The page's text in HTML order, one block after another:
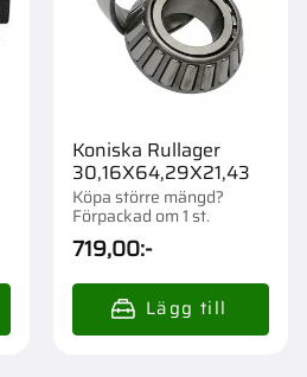
Koniska Rullager
30,16X64,29X21,43
Köpa större mängd?
Förpackad om 1 st.
719,00:-